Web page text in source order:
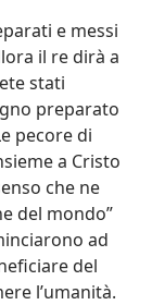
e messi
il re dirà a
stati
preparato
pecore di
a Cristo
che ne
del mondo”
ad
del
l’umanità.